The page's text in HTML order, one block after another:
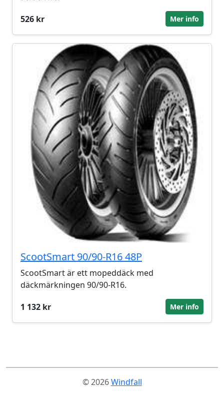
526 kr
Mer info
ScootSmart 90/90-R16 48P
ScootSmart är ett mopeddäck med
däckmärkningen 90/90-R16.
1 132 kr
Mer info
© 2026Windfall